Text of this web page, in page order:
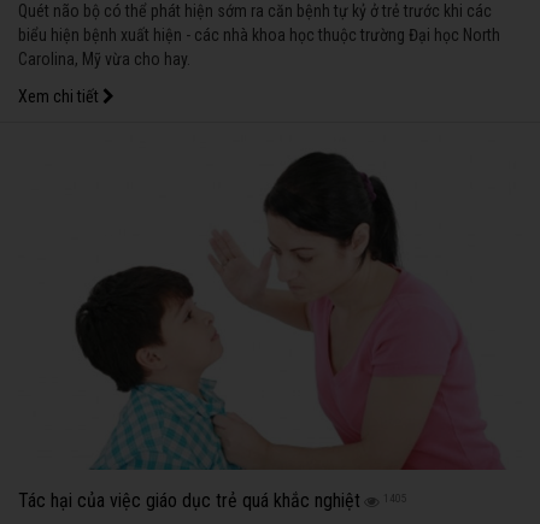
Quét não bộ có thể phát hiện sớm ra căn bệnh tự kỷ ở trẻ trước khi các
biểu hiện bệnh xuất hiện - các nhà khoa học thuộc trường Đại học North
Carolina, Mỹ vừa cho hay.
Xem chi tiết
Tác hại của việc giáo dục trẻ quá khắc nghiệt 1405